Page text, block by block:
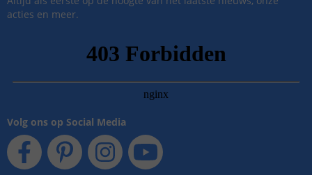
acties en meer.
Volg ons op Social Media